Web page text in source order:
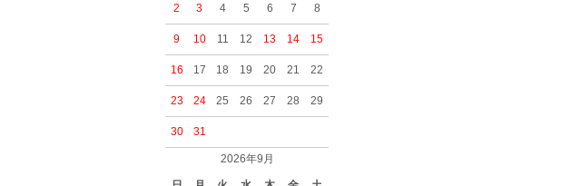
2 3 4 5 6 7 8
9 10 11 12 13 14 15
16 17 18 19 20 21 22
23 24 25 26 27 28 29
30 31
2026年9月